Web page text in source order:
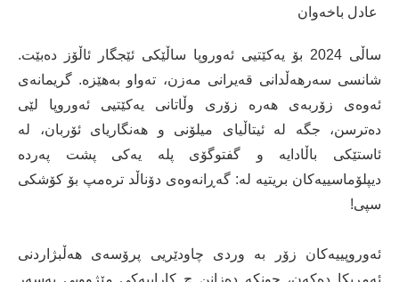
عادل باخەوان
ساڵی 2024 بۆ یەکێتیی ئەوروپا ساڵێکی ئێجگار ئاڵۆز دەبێت.
شانسی سەرهەڵدانی قەیرانی مەزن، تەواو بەهێزە. گریمانەی
ئەوەی زۆربەی هەرە زۆری وڵاتانی یەکێتیی ئەوروپا لێی
دەترسن، جگە لە ئیتاڵیای میلۆنی و هەنگاریای ئۆربان، لە
ئاستێکی باڵادایە و گفتوگۆی پلە یەکی پشت پەردە
دیپلۆماسییەکان بریتیە لە: گەڕانەوەی دۆناڵد ترەمپ بۆ کۆشکی
سپی!
ئەوروپییەکان زۆر بە وردی چاودێریی پرۆسەی هەڵبژاردنی